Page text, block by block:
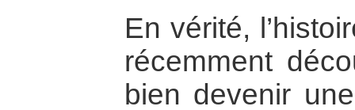
En vérité,
récemment
bien devenir